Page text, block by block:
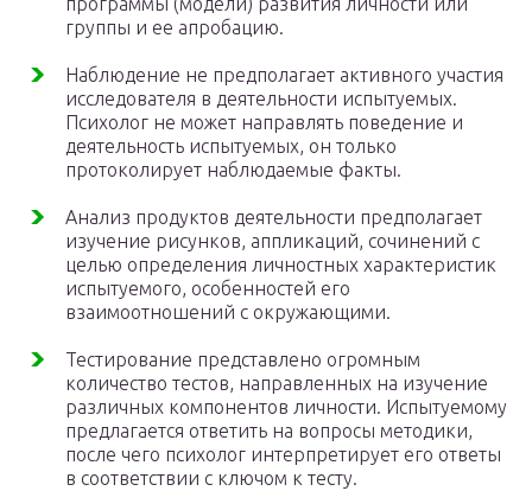
группы и ее апробацию.
Наблюдение не предполагает активного участия
исследователя в деятельности испытуемых.
Психолог не может направлять поведение и
деятельность испытуемых, он только
протоколирует наблюдаемые факты.
Анализ продуктов деятельности предполагает
изучение рисунков, аппликаций, сочинений с
целью определения личностных характеристик
испытуемого, особенностей его
взаимоотношений с окружающими.
Тестирование представлено огромным
количество тестов, направленных на изучение
различных компонентов личности. Испытуемому
предлагается ответить на вопросы методики,
после чего психолог интерпретирует его ответы
в соответствии с ключом к тесту.